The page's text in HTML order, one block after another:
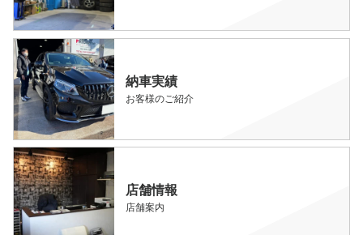
納車実績
お客様のご紹介
店舗情報
店舗案内